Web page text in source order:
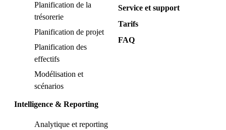
Planification de la
trésorerie
Planification de projet
Planification des
effectifs
Modélisation et
scénarios
Intelligence & Reporting
Analytique et reporting
Service et support
Tarifs
FAQ